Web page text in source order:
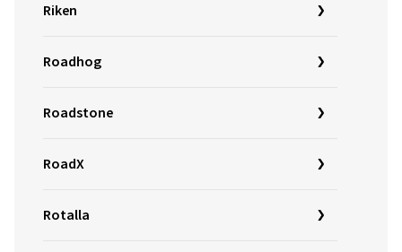
Riken
Roadhog
Roadstone
RoadX
Rotalla